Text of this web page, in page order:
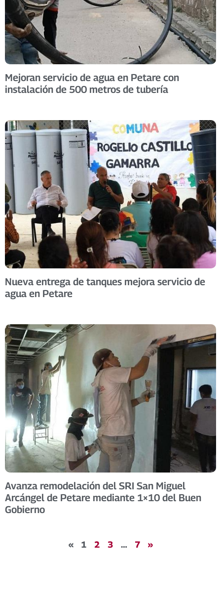
Mejoran servicio de agua en Petare con
instalación de 500 metros de tubería
Nueva entrega de tanques mejora servicio de
agua en Petare
Avanza remodelación del SRI San Miguel
Arcángel de Petare mediante 1×10 del Buen
Gobierno
« 1 2 3 … 7 »